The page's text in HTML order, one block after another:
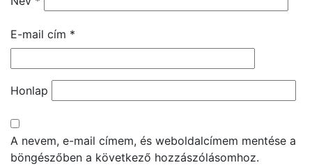
E-mail cím *
Honlap
A nevem, e-mail címem, és weboldalcímem mentése a
böngészőben a következő hozzászólásomhoz.